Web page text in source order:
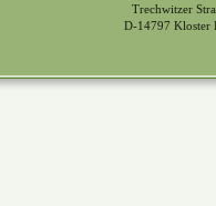
Trechwitzer
D-14797 Kloster